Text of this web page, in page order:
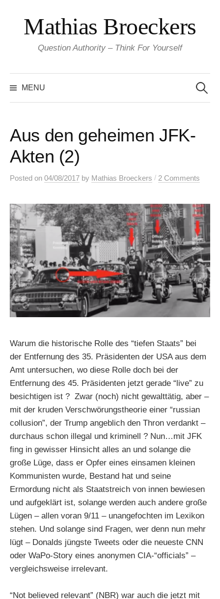
content
Mathias Broeckers
Question Authority – Think For Yourself
MENU
for:
Aus den geheimen JFK-
Akten (2)
Posted on 04/08/2017 by Mathias Broeckers / 2 Comments
Warum die historische Rolle des “tiefen Staats” bei
der Entfernung des 35. Präsidenten der USA aus dem
Amt untersuchen, wo diese Rolle doch bei der
Entfernung des 45. Präsidenten jetzt gerade “live” zu
besichtigen ist ? Zwar (noch) nicht gewalttätig, aber –
mit der kruden Verschwörungstheorie einer “russian
collusion”, der Trump angeblich den Thron verdankt –
durchaus schon illegal und kriminell ? Nun…mit JFK
fing in gewisser Hinsicht alles an und solange die
große Lüge, dass er Opfer eines einsamen kleinen
Kommunisten wurde, Bestand hat und seine
Ermordung nicht als Staatstreich von innen bewiesen
und aufgeklärt ist, solange werden auch andere große
Lügen – allen voran 9/11 – unangefochten im Lexikon
stehen. Und solange sind Fragen, wer denn nun mehr
lügt – Donalds jüngste Tweets oder die neueste CNN
oder WaPo-Story eines anonymen CIA-“officials” –
vergleichsweise irrelevant.
“Not believed relevant” (NBR) war auch die jetzt mit